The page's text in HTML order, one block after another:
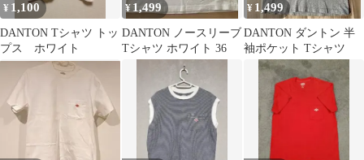
¥ 1,100
DANTON Tシャツ トッ
プス ホワイト
¥ 1,499
DANTON ノースリーブ
Tシャツ ホワイト 36
¥ 1,499
DANTON ダントン 半
袖ポケット Tシャツ